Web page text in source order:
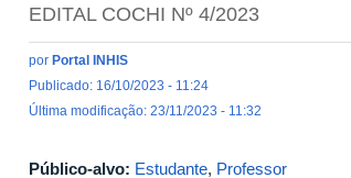
EDITAL COCHI Nº 4/2023
por Portal INHIS
Publicado: 16/10/2023 - 11:24
Última modificação: 23/11/2023 - 11:32
Público-alvo: Estudante, Professor